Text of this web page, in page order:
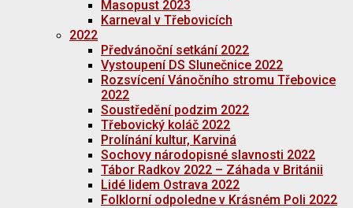
Masopust 2023
Karneval v Třebovicích
2022
Předvánoční setkání 2022
Vystoupení DS Slunečnice 2022
Rozsvícení Vánočního stromu Třebovice
2022
Soustředění podzim 2022
Třebovický koláč 2022
Prolínání kultur, Karviná
Sochovy národopisné slavnosti 2022
Tábor Radkov 2022 – Záhada v Británii
Lidé lidem Ostrava 2022
Folklorní odpoledne v Krásném Poli 2022